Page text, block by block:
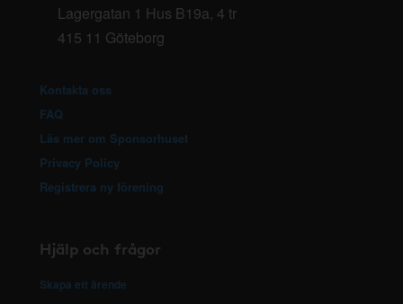
Lagergatan 1 Hus B19a, 4 tr
415 11 Göteborg
Kontakta oss
FAQ
Läs mer om Sponsorhuset
Privacy Policy
Registrera ny förening
Hjälp och frågor
Skapa ett ärende